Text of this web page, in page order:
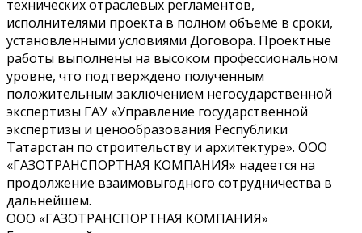
технических отраслевых регламентов,
исполнителями проекта в полном объеме в сроки,
установленными условиями Договора. Проектные
работы выполнены на высоком профессиональном
уровне, что подтверждено полученным
положительным заключением негосударственной
экспертизы ГАУ «Управление государственной
экспертизы и ценообразования Республики
Татарстан по строительству и архитектуре». ООО
«ГАЗОТРАНСПОРТНАЯ КОМПАНИЯ» надеется на
продолжение взаимовыгодного сотрудничества в
дальнейшем.
ООО «ГАЗОТРАНСПОРТНАЯ КОМПАНИЯ»